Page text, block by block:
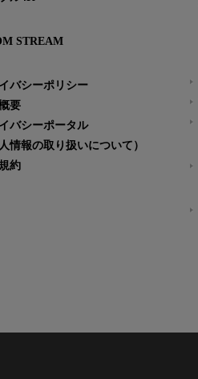
STREAM
バシーポリシー
要
バシーポータル
人情報の取り扱いについて）
約